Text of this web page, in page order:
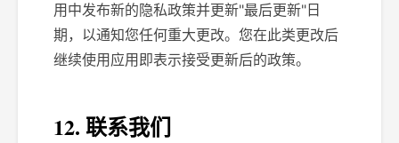
用中发布新的隐私政策并更新"最后更新"日
期，以通知您任何重大更改。您在此类更改后
继续使用应用即表示接受更新后的政策。
12. 联系我们